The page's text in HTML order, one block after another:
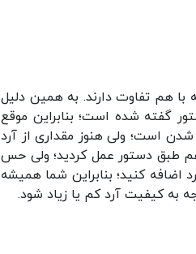
با هم تفاوت دارند. به همین دلیل
گفته شده است؛ بنابراین موقع
است؛ ولی هنوز مقداری از آرد
هم طبق دستور عمل کردید؛ ولی حس
اضافه کنید؛ بنابراین شما همیشه
به کیفیت آرد کم یا زیاد شود.